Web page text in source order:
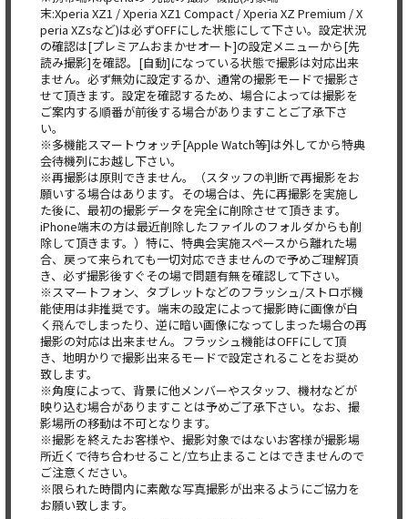
末:Xperia XZ1 / Xperia XZ1 Compact / Xperia XZ Premium / X
peria XZsなど)は必ずOFFにした状態にして下さい。設定状況
の確認は[プレミアムおまかせオート]の設定メニューから[先
読み撮影]を確認。[自動]になっている状態で撮影は対応出来
ません。必ず無効に設定するか、通常の撮影モードで撮影さ
せて頂きます。設定を確認するため、場合によっては撮影を
ご案内する順番が前後する場合がありますことご了承下さ
い。
※多機能スマートウォッチ[Apple Watch等]は外してから特典
会待機列にお越し下さい。
※再撮影は原則できません。（スタッフの判断で再撮影をお
願いする場合はあります。その場合は、先に再撮影を実施し
た後に、最初の撮影データを完全に削除させて頂きます。
iPhone端末の方は最近削除したファイルのフォルダからも削
除して頂きます。）特に、特典会実施スペースから離れた場
合、戻って来られても一切対応できませんので予めご理解頂
き、必ず撮影後すぐその場で問題有無を確認して下さい。
※スマートフォン、タブレットなどのフラッシュ/ストロボ機
能使用は非推奨です。端末の設定によって撮影時に画像が白
く飛んでしまったり、逆に暗い画像になってしまった場合の再
撮影の対応は出来ません。フラッシュ機能はOFFにして頂
き、地明かりで撮影出来るモードで設定されることをお奨め
致します。
※角度によって、背景に他メンバーやスタッフ、機材などが
映り込む場合がありますことは予めご了承下さい。なお、撮
影場所の移動は不可となります。
※撮影を終えたお客様や、撮影対象ではないお客様が撮影場
所近くで待ち合わせること/立ち止まることはできませんので
ご注意ください。
※限られた時間内に素敵な写真撮影が出来るようにご協力を
お願い致します。